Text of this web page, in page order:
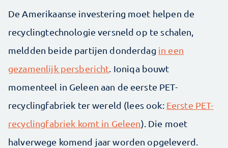
De Amerikaanse investering moet helpen de
recyclingtechnologie versneld op te schalen,
meldden beide partijen donderdag in een
gezamenlijk persbericht. Ioniqa bouwt
momenteel in Geleen aan de eerste PET-
recyclingfabriek ter wereld (lees ook: Eerste PET-
recyclingfabriek komt in Geleen). Die moet
halverwege komend jaar worden opgeleverd.